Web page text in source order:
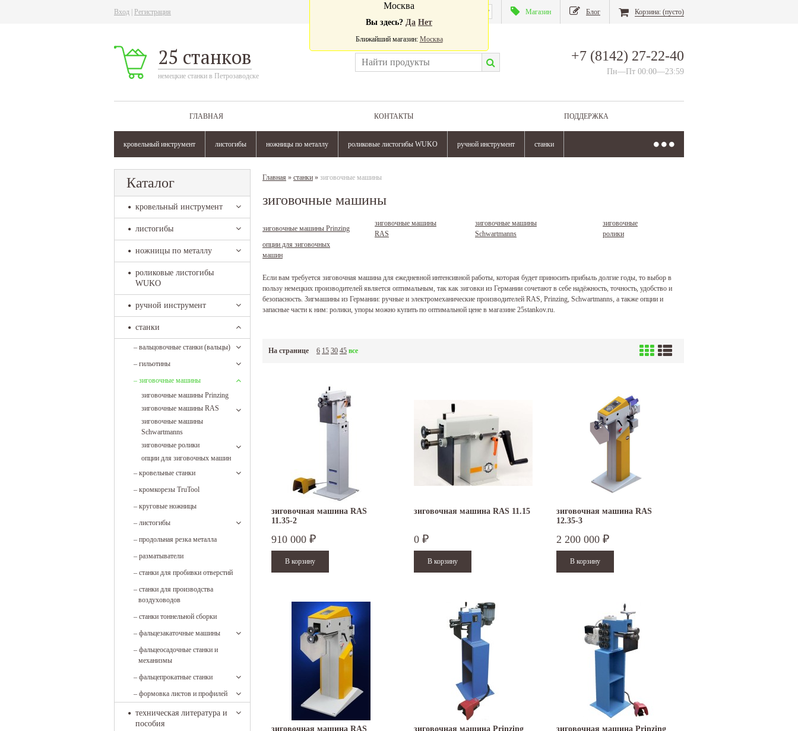
Вход Регистрация Магазин Блог Корзина: (пусто)
25 станков
немецкие станки в Петрозаводске
+7 (8142) 27-22-40
Пн—Пт 00:00—23:59
ГЛАВНАЯ КОНТАКТЫ ПОДДЕРЖКА
кровельный инструмент листогибы ножницы по металлу роликовые листогибы WUKO ручной инструмент станки
Москва
Вы здесь? Да Нет
Ближайший магазин: Москва
Каталог
кровельный инструмент
листогибы
ножницы по металлу
роликовые листогибы
WUKO
ручной инструмент
станки
– вальцовочные станки (вальцы)
– гильотины
– зиговочные машины
зиговочные машины Prinzing
зиговочные машины RAS
зиговочные машины
Schwartmanns
зиговочные ролики
опции для зиговочных машин
– кровельные станки
– кромкорезы TruTool
– круговые ножницы
– листогибы
– продольная резка металла
– разматыватели
– станки для пробивки отверстий
– станки для производства
воздуховодов
– станки тоннельной сборки
– фальцезакаточные машины
– фальцеосадочные станки и
механизмы
– фальцепрокатные станки
– формовка листов и профилей
техническая литература и
пособия
Главная » станки » зиговочные машины
зиговочные машины
зиговочные машины Prinzing
зиговочные машины
RAS
зиговочные машины
Schwartmanns
зиговочные
ролики
опции для зиговочных
машин
Если вам требуется зиговочная машина для ежедневной интенсивной работы, которая будет приносить прибыль долгие годы, то выбор в
пользу немецких производителей является оптимальным, так как зиговки из Германии сочетают в себе надёжность, точность, удобство и
безопасность. Зигмашины из Германии: ручные и электромеханические производителей RAS, Prinzing, Schwartmanns, а также опции и
запасные части к ним: ролики, упоры можно купить по оптимальной цене в магазине 25stankov.ru.
На странице 6 15 30 45 все
зиговочная машина RAS
11.35-2
910 000 ₽
зиговочная машина RAS 11.15
0 ₽
зиговочная машина RAS
12.35-3
2 200 000 ₽
зиговочная машина RAS
зиговочная машина Prinzing
зиговочная машина Prinzing